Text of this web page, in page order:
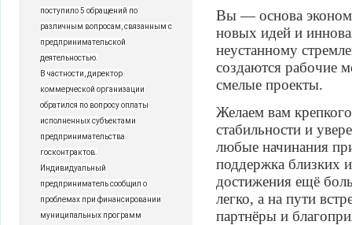
поступило 5 обращений по
различным вопросам, связанным с
предпринимательской
деятельностью.
В частности, директор
коммерческой организации
обратился по вопросу оплаты
исполненных субъектами
предпринимательства
госконтрактов.
Индивидуальный
предприниматель сообщил о
проблемах при финансировании
муниципальных программ
Вы — основа
новых идей и
неустанному
создаются рабочие
смелые проекты.
Желаем вам
стабильности и
любые начинания
поддержка близких
достижения ещё
легко, а на пути
партнёры и